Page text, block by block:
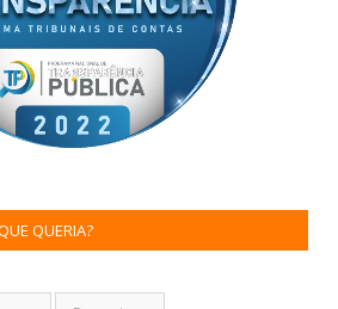
QUERIA?